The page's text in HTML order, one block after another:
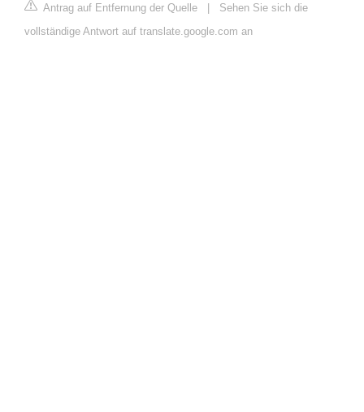
Antrag auf Entfernung der Quelle | Sehen Sie sich die
vollständige Antwort auf translate.google.com an